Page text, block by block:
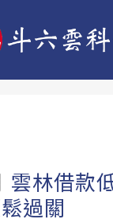
雲林借款
過關